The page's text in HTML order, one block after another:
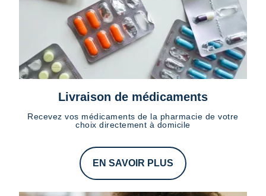
Livraison de médicaments
Recevez vos médicaments de la pharmacie de votre
choix directement à domicile
EN SAVOIR PLUS